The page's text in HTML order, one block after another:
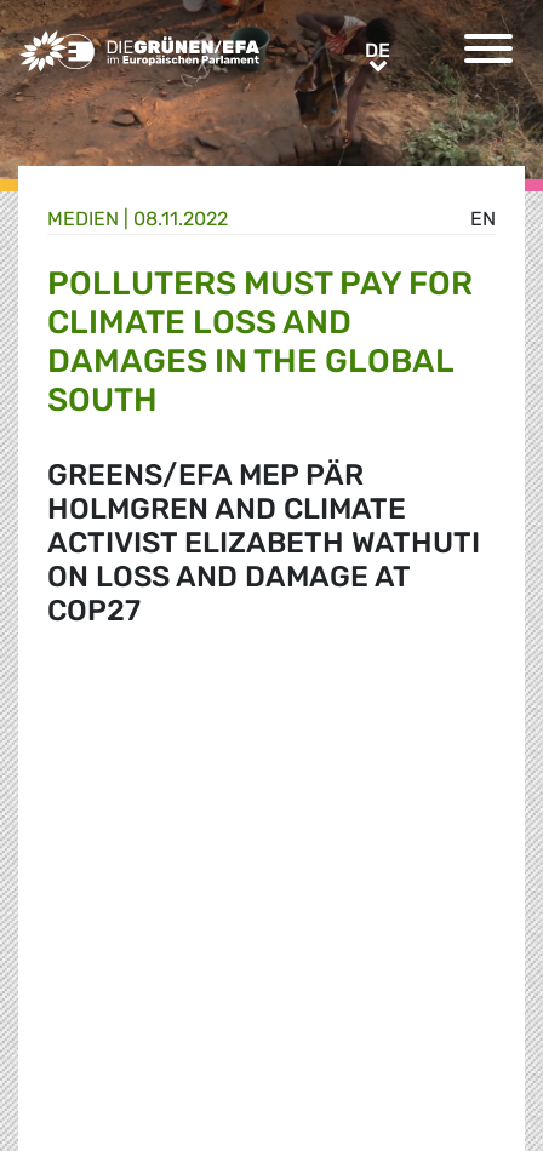
Greens/EFA Home DEDE
EN
MEDIEN 08.11.2022
POLLUTERS MUST PAY FOR
CLIMATE LOSS AND
DAMAGES IN THE GLOBAL
SOUTH
GREENS/EFA MEP PÄR
HOLMGREN AND CLIMATE
ACTIVIST ELIZABETH WATHUTI
ON LOSS AND DAMAGE AT
COP27